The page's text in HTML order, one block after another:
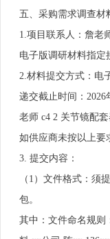
五、采购需求调查材
1.项目联系人：詹老
电子版调研材料指定
2.材料提交方式：电
递交截止时间：
老师 c4 2 关节镜配
如供应商未按以上要
3. 提交内容：
（1）文件格式：须
包。
其中：文件命名规则